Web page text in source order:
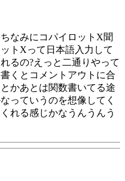
なみにコパイロットX聞
トXって日本語入力して
るの?えっと二通りやって
くとコメントアウトに合
かあとは関数書いてる途
っていうのを想像してく
れる感じかなうんうんう